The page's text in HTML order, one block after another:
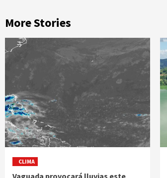
More Stories
CLIMA